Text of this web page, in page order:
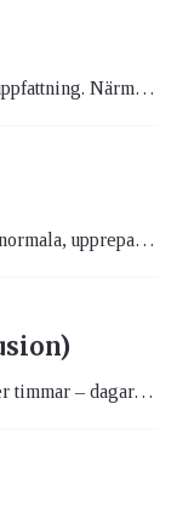
Subjektiv känsla av störd läges- eller rumsuppfattning. Närmare beskrivning av de olika yrselformerna kan se i avsnitten...
Minst två oprovocerade anfall till följd av onormala, upprepade, samtidiga urladdningar i storhjärnans barkskikt. Status...
Ett akut psykiskt tillstånd som kommer under timmar – dagar, med sänkt intellektuell kapacitet och ofta utagerande...